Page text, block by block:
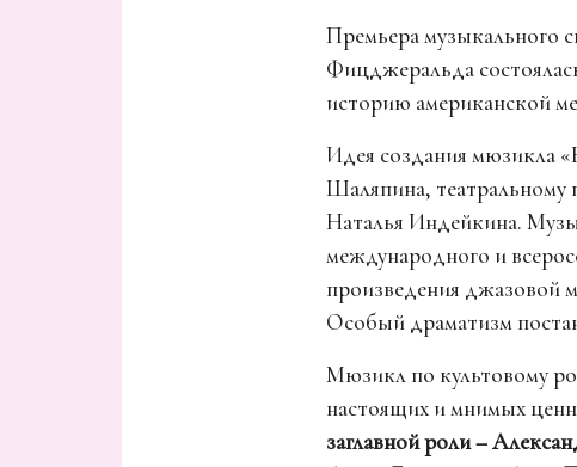
Премьера музыкального
Фицджеральда
историю американской
Идея создания мюзикла
Шаляпина,
Наталья Индейкина.
международного и
произведения джазовой
Особый драматизм
Мюзикл по культовому
настоящих и мнимых
заглавной роли –